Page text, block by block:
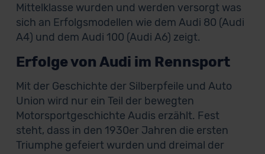
Mittelklasse wurden und werden versorgt was
sich an Erfolgsmodellen wie dem Audi 80 (Audi
A4) und dem Audi 100 (Audi A6) zeigt.
Erfolge von Audi im Rennsport
Mit der Geschichte der Silberpfeile und Auto
Union wird nur ein Teil der bewegten
Motorsportgeschichte Audis erzählt. Fest
steht, dass in den 1930er Jahren die ersten
Triumphe gefeiert wurden und dreimal der